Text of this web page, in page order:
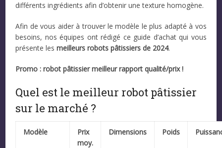
différents ingrédients afin d’obtenir une texture homogène.
Afin de vous aider à trouver le modèle le plus adapté à vos
besoins, nos équipes ont rédigé ce guide d’achat qui vous
présente lesmeilleurs robots pâtissiers de 2024.
Promo : robot pâtissier meilleur rapport qualité/prix !
Quel est le meilleur robot pâtissier
sur le marché ?
Modèle
Prix
moy.
Dimensions Poids